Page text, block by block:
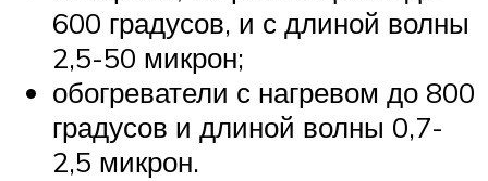
600 градусов, и с длиной волны
2,5-50 микрон;
обогреватели с нагревом до 800
градусов и длиной волны 0,7-
2,5 микрон.